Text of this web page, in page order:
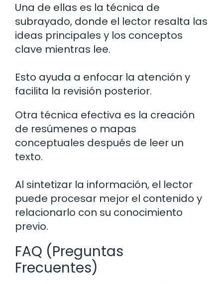
Una de ellas es la técnica de
subrayado, donde el lector resalta las
ideas principales y los conceptos
clave mientras lee.
Esto ayuda a enfocar la atención y
facilita la revisión posterior.
Otra técnica efectiva es la creación
de resúmenes o mapas
conceptuales después de leer un
texto.
Al sintetizar la información, el lector
puede procesar mejor el contenido y
relacionarlo con su conocimiento
previo.
FAQ (Preguntas
Frecuentes)